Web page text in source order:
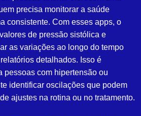
precisa monitorar a saúde
consistente. Com esses apps, o
de pressão sistólica e
as variações ao longo do tempo
detalhados. Isso é
pessoas com hipertensão ou
identificar oscilações que podem
ajustes na rotina ou no tratamento.